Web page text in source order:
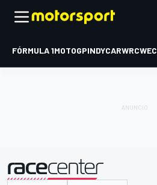
FÓRMULA 1MOTOGPINDYCARWRCWEC